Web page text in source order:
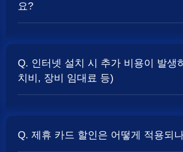
요?
보통 500Mbps 또는 1Gbps 인터넷을 TV
할 때 현금 사은품및 상품권 혜택이 더 크
Q. 인터넷 설치 시 추가 비용이 발생
치비, 장비 임대료 등)
청구되는 경우가 많습니다. 다만, 인터넷
Q. 제휴 카드 할인은 어떻게 적용되